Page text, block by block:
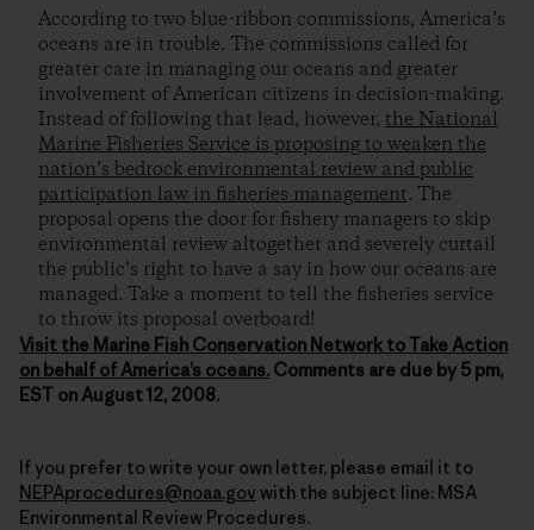
According to two blue-ribbon commissions, America’s
oceans are in trouble. The commissions called for
greater care in managing our oceans and greater
involvement of American citizens in decision-making.
Instead of following that lead, however, the National
Marine Fisheries Service is proposing to weaken the
nation’s bedrock environmental review and public
participation law in fisheries management. The
proposal opens the door for fishery managers to skip
environmental review altogether and severely curtail
the public’s right to have a say in how our oceans are
managed. Take a moment to tell the fisheries service
to throw its proposal overboard!
Visit the Marine Fish Conservation Network toTake Action
on behalf of America’s oceans. Comments are due by 5 pm,
EST on August 12, 2008.
If you prefer to write your own letter, please email it to
NEPAprocedures@noaa.gov with the subject line: MSA
Environmental Review Procedures.